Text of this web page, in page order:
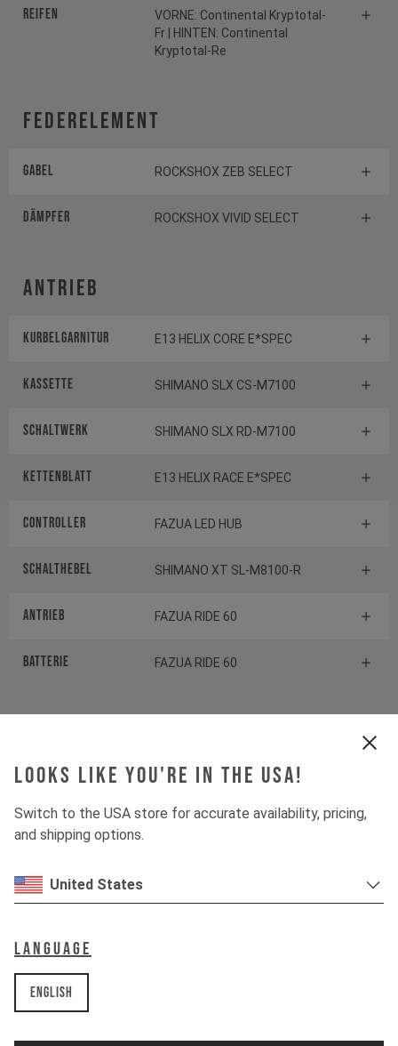
Looks like you're in the USA!
Switch to the USA store for accurate availability, pricing,
and shipping options.
United States
Language
English
Reifen
VORNE: Continental Kryptotal-
Fr | HINTEN: Continental
Kryptotal-Re
Federelement
Gabel ROCKSHOX ZEB SELECT
Dämpfer ROCKSHOX VIVID SELECT
Antrieb
Kurbelgarnitur E13 HELIX CORE E*SPEC
Kassette SHIMANO SLX CS-M7100
Schaltwerk SHIMANO SLX RD-M7100
Kettenblatt E13 HELIX RACE E*SPEC
Controller FAZUA LED HUB
Schalthebel SHIMANO XT SL-M8100-R
Antrieb FAZUA RIDE 60
Batterie FAZUA RIDE 60
Steuersatz CANE CREEK SERIES 10
Vorbau
Lenker
Sattelstütze